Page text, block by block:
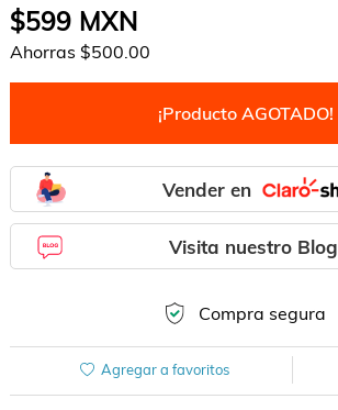
$599MXN
Ahorras $500.00
¡Producto AGOTADO!
Vender en
Visita nuestro Blog
Compra segura
Agregar a favoritos